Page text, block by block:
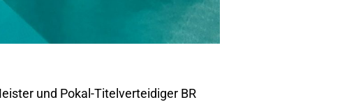
und Pokal-Titelverteidiger BR